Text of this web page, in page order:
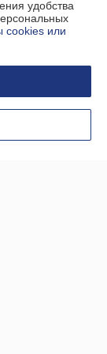
удобства
cookies или